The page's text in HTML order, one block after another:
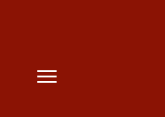
Toggle